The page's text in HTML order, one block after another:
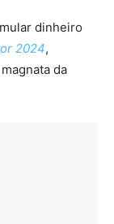
dinheiro
2024,
da